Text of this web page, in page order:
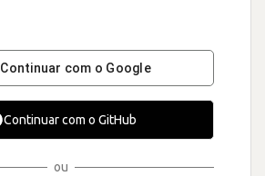
Continuar com o Google
Continuar com o GitHub
ou